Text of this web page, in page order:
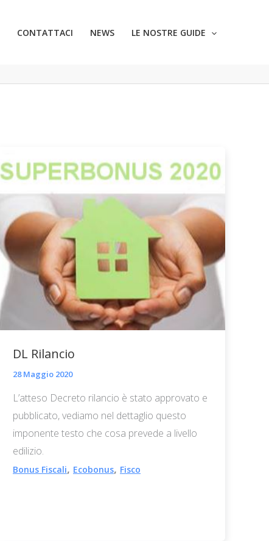
CONTATTACI NEWS LE NOSTRE GUIDE
DL Rilancio
28 Maggio 2020
L’atteso Decreto rilancio è stato approvato e
pubblicato, vediamo nel dettaglio questo
imponente testo che cosa prevede a livello
edilizio.
Bonus Fiscali, Ecobonus, Fisco